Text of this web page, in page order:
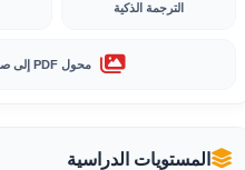
الترجمة الذكية
محول PDF إلى صور
المستويات الدراسية